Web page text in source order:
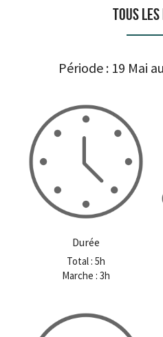
TOUS
Période : 19 Mai
Durée
Total : 5h
Marche : 3h